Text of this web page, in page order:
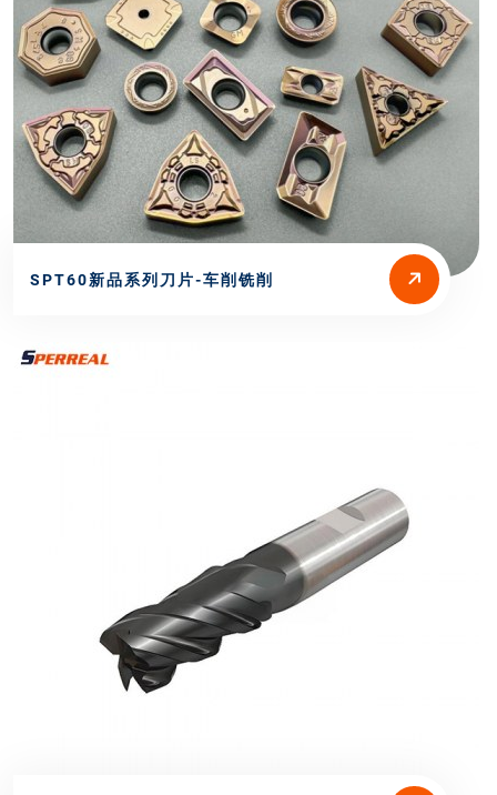
SPT60新品系列刀片-车削铣削